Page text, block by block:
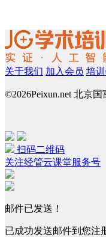
关于我们 加入会员 培
©2026Peixun.net 北京
扫码二维码
关注经管云课堂服务号
邮件已发送！
已成功发送邮件到您注